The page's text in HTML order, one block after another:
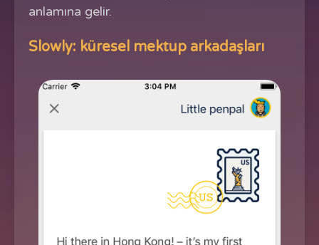
anlamına gelir.
Slowly: küresel mektup arkadaşları